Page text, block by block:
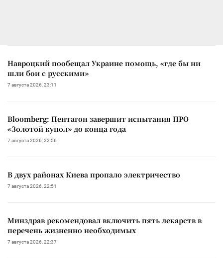
Навроцкий пообещал Украине помощь, «где бы ни
шли бои с русскими»
7 августа 2026, 23:11
Bloomberg: Пентагон завершит испытания ПРО
«Золотой купол» до конца года
7 августа 2026, 22:56
В двух районах Киева пропало электричество
7 августа 2026, 22:51
Минздрав рекомендовал включить пять лекарств в
перечень жизненно необходимых
7 августа 2026, 22:37